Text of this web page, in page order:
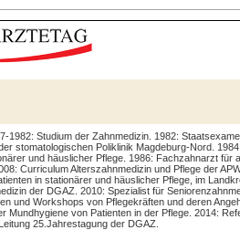
1982: Studium der Zahnmedizin. 1982:
stomatologischen Poliklinik Magdeburg-Nord.
und häuslicher Pflege. 1986: Fachzahnarzt für
Curriculum Alterszahnmedizin und Pflege der
in stationärer und häuslicher Pflege, im
der DGAZ. 2010: Spezialist für
und Workshops von Pflegekräften und deren
Mundhygiene von Patienten in der Pflege. 2014:
25.Jahrestagung der DGAZ.